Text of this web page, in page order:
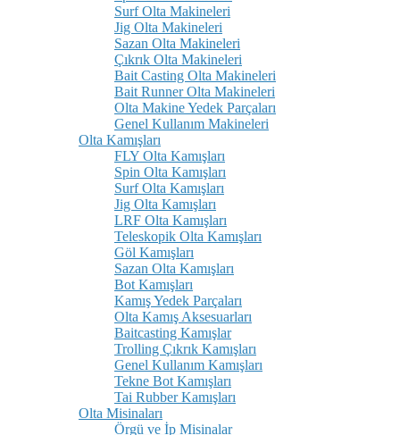
Surf Olta Makineleri
Jig Olta Makineleri
Sazan Olta Makineleri
Çıkrık Olta Makineleri
Bait Casting Olta Makineleri
Bait Runner Olta Makineleri
Olta Makine Yedek Parçaları
Genel Kullanım Makineleri
Olta Kamışları
FLY Olta Kamışları
Spin Olta Kamışları
Surf Olta Kamışları
Jig Olta Kamışları
LRF Olta Kamışları
Teleskopik Olta Kamışları
Göl Kamışları
Sazan Olta Kamışları
Bot Kamışları
Kamış Yedek Parçaları
Olta Kamış Aksesuarları
Baitcasting Kamışlar
Trolling Çıkrık Kamışları
Genel Kullanım Kamışları
Tekne Bot Kamışları
Tai Rubber Kamışları
Olta Misinaları
Örgü ve İp Misinalar